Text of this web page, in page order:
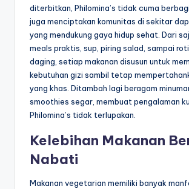
diterbitkan, Philomina’s tidak cuma
juga menciptakan komunitas di sekitar
yang mendukung gaya hidup sehat. Dari
meals praktis, sup, piring salad, sampai
daging, setiap makanan disusun untuk
kebutuhan gizi sambil tetap
yang khas. Ditambah lagi beragam
smoothies segar, membuat pengalaman
Philomina’s tidak terlupakan.
Kelebihan Makanan
Nabati
Makanan vegetarian memiliki banyak